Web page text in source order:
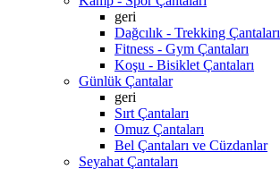
geri
Dağcılık - Trekking Çantaları
Fitness - Gym Çantaları
Koşu - Bisiklet Çantaları
Günlük Çantalar
geri
Sırt Çantaları
Omuz Çantaları
Bel Çantaları ve Cüzdanlar
Seyahat Çantaları